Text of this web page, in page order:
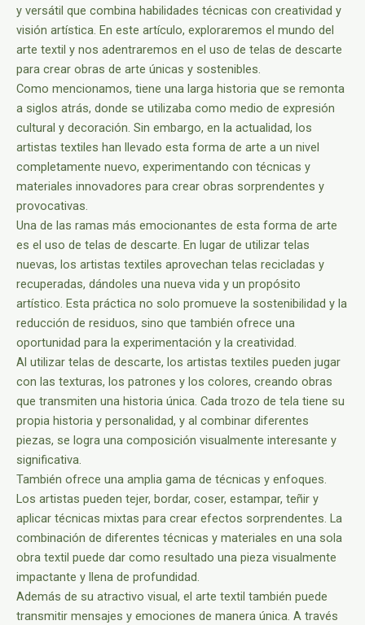
y versátil que combina habilidades técnicas con creatividad y
visión artística. En este artículo, exploraremos el mundo del
arte textil y nos adentraremos en el uso de telas de descarte
para crear obras de arte únicas y sostenibles.
Como mencionamos, tiene una larga historia que se remonta
a siglos atrás, donde se utilizaba como medio de expresión
cultural y decoración. Sin embargo, en la actualidad, los
artistas textiles han llevado esta forma de arte a un nivel
completamente nuevo, experimentando con técnicas y
materiales innovadores para crear obras sorprendentes y
provocativas.
Una de las ramas más emocionantes de esta forma de arte
es el uso de telas de descarte. En lugar de utilizar telas
nuevas, los artistas textiles aprovechan telas recicladas y
recuperadas, dándoles una nueva vida y un propósito
artístico. Esta práctica no solo promueve la sostenibilidad y la
reducción de residuos, sino que también ofrece una
oportunidad para la experimentación y la creatividad.
Al utilizar telas de descarte, los artistas textiles pueden jugar
con las texturas, los patrones y los colores, creando obras
que transmiten una historia única. Cada trozo de tela tiene su
propia historia y personalidad, y al combinar diferentes
piezas, se logra una composición visualmente interesante y
significativa.
También ofrece una amplia gama de técnicas y enfoques.
Los artistas pueden tejer, bordar, coser, estampar, teñir y
aplicar técnicas mixtas para crear efectos sorprendentes. La
combinación de diferentes técnicas y materiales en una sola
obra textil puede dar como resultado una pieza visualmente
impactante y llena de profundidad.
Además de su atractivo visual, el arte textil también puede
transmitir mensajes y emociones de manera única. A través